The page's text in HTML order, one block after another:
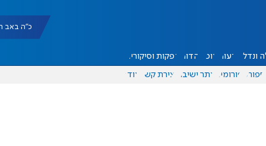
כ"ה באב תשפ"ו
ונדל"ן דעות אוכל יהדות הפקות וסיקורים
ספורט פורומים אתר ישיבה יצירת קשר עוד